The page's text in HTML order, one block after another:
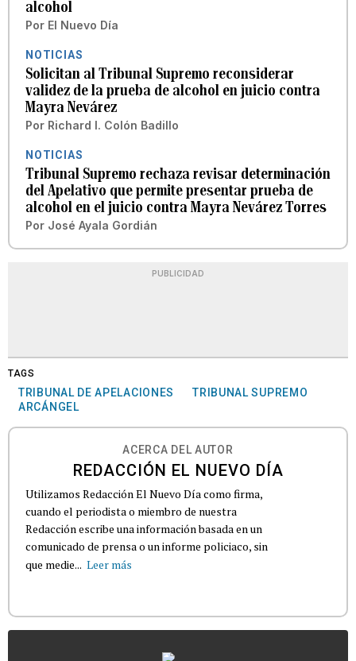
alcohol
Por El Nuevo Día
NOTICIAS
Solicitan al Tribunal Supremo reconsiderar
validez de la prueba de alcohol en juicio contra
Mayra Nevárez
Por Richard I. Colón Badillo
NOTICIAS
Tribunal Supremo rechaza revisar determinación
del Apelativo que permite presentar prueba de
alcohol en el juicio contra Mayra Nevárez Torres
Por José Ayala Gordián
PUBLICIDAD
TAGS
TRIBUNAL DE APELACIONES
TRIBUNAL SUPREMO
ARCÁNGEL
ACERCA DEL AUTOR
REDACCIÓN EL NUEVO DÍA
Utilizamos Redacción El Nuevo Día como firma,
cuando el periodista o miembro de nuestra
Redacción escribe una información basada en un
comunicado de prensa o un informe policiaco, sin
que medie... Leer más